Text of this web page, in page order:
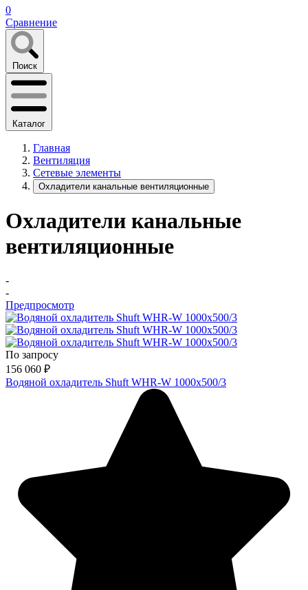
0
Сравнение
Поиск
Каталог
Главная
Вентиляция
Сетевые элементы
Охладители канальные вентиляционные
Охладители канальные
вентиляционные
-
-
Предпросмотр
По запросу
156 060 ₽
Водяной охладитель Shuft WHR-W 1000х500/3